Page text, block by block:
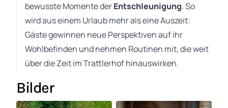
bewusste Momente derEntschleunigung. So
wird aus einem Urlaub mehr als eine Auszeit:
Gäste gewinnen neue Perspektiven auf ihr
Wohlbefinden und nehmen Routinen mit, die weit
über die Zeit im Trattlerhof hinauswirken.
Bilder